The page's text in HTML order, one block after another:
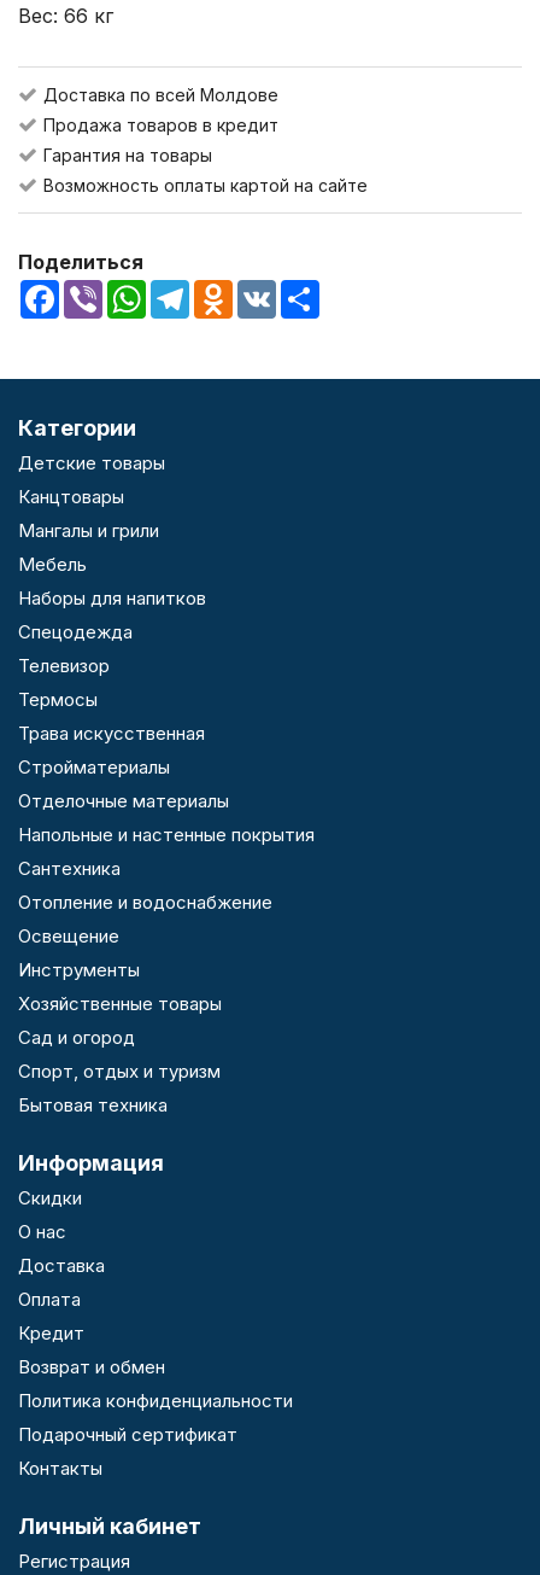
Вес: 66 кг
Доставка по всей Молдове
Продажа товаров в кредит
Гарантия на товары
Возможность оплаты картой на сайте
Поделиться
Facebook
Viber WhatsApp
TelegramOdnoklassniki
VK
Категории
Детские товары
Канцтовары
Мангалы и грили
Мебель
Наборы для напитков
Спецодежда
Телевизор
Термосы
Трава искусственная
Стройматериалы
Отделочные материалы
Напольные и настенные покрытия
Сантехника
Отопление и водоснабжение
Освещение
Инструменты
Хозяйственные товары
Сад и огород
Спорт, отдых и туризм
Бытовая техника
Информация
Скидки
О нас
Доставка
Оплата
Кредит
Возврат и обмен
Политика конфиденциальности
Подарочный сертификат
Контакты
Личный кабинет
Регистрация